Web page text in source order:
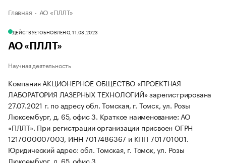
Главная АО «ПЛЛТ»
ДЕЙСТВУЕТОБНОВЛЕНО, 11.08.2023
АО «ПЛЛТ»
Научная деятельность
Компания АКЦИОНЕРНОЕ ОБЩЕСТВО «ПРОЕКТНАЯ
ЛАБОРАТОРИЯ ЛАЗЕРНЫХ ТЕХНОЛОГИЙ» зарегистрирована
27.07.2021 г. по адресу обл. Томская, г. Томск, ул. Розы
Люксембург, д. 65, офис 3. Краткое наименование: АО
«ПЛЛТ». При регистрации организации присвоен ОГРН
1217000007003, ИНН 7017486367 и КПП 701701001.
Юридический адрес: обл. Томская, г. Томск, ул. Розы
Люксембург, д. 65, офис 3.